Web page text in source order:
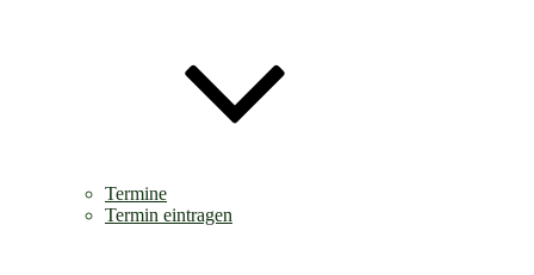
Termine
Termin eintragen